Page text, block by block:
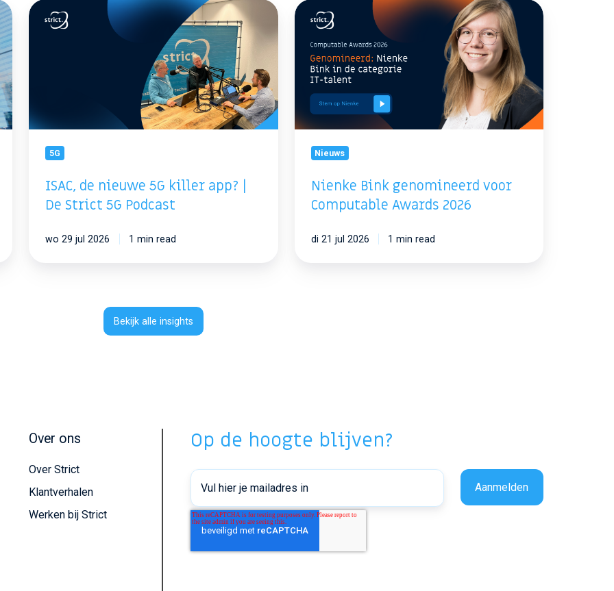
ISAC,
De
5G
ISAC, de nieuwe 5G killer app? |
De Strict 5G Podcast
wo 29 jul 2026 1 min read
Nienke
Bink
genomineerd
voor
Computable
Nieuws
Nienke Bink genomineerd voor
Computable Awards 2026
di 21 jul 2026 1 min read
Bekijk alle insights
Over ons
Over Strict
Klantverhalen
Werken bij Strict
Op de hoogte blijven?